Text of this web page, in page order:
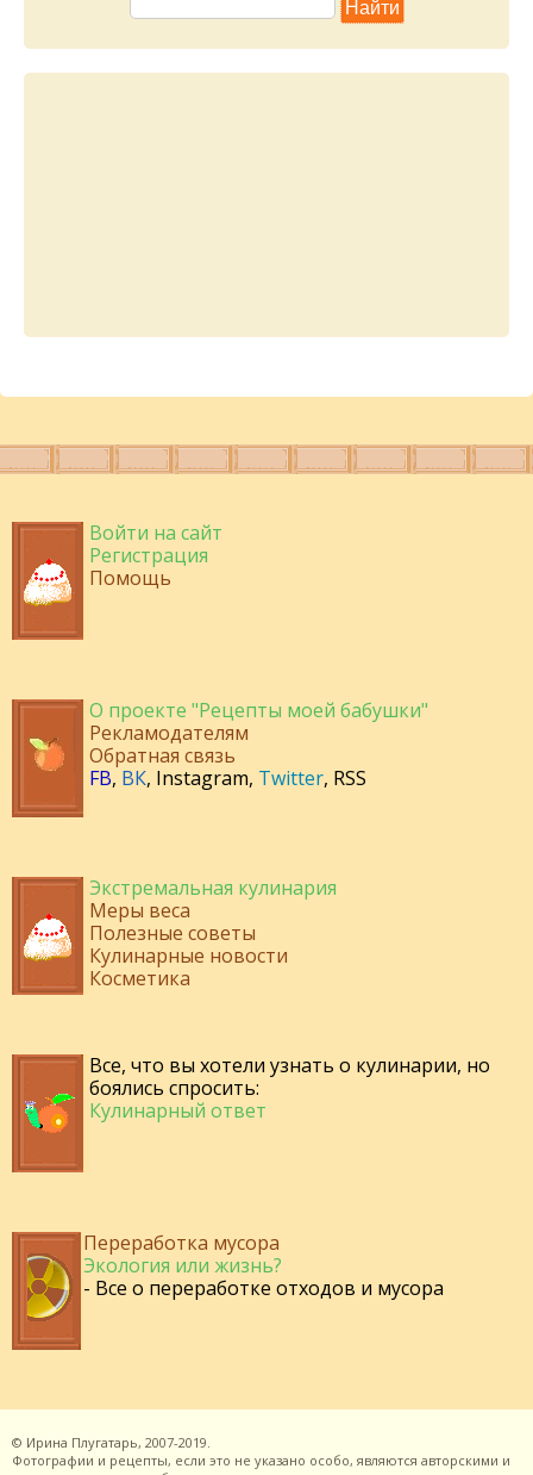
Войти на сайт
Регистрация
Помощь
О проекте "Рецепты моей бабушки"
Рекламодателям
Обратная связь
FB, ВК, Instagram, Twitter, RSS
Экстремальная кулинария
Меры веса
Полезные советы
Кулинарные новости
Косметика
Все, что вы хотели узнать о кулинарии, но
боялись спросить:
Кулинарный ответ
Переработка мусора
Экология или жизнь?
- Все о переработке отходов и мусора
© Ирина Плугатарь, 2007-2019.
Фотографии и рецепты, если это не указано особо, являются авторскими и